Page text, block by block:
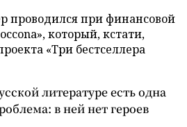
проводился при финансовой
который, кстати,
«Три бестселлера
литературе есть одна
в ней нет героев